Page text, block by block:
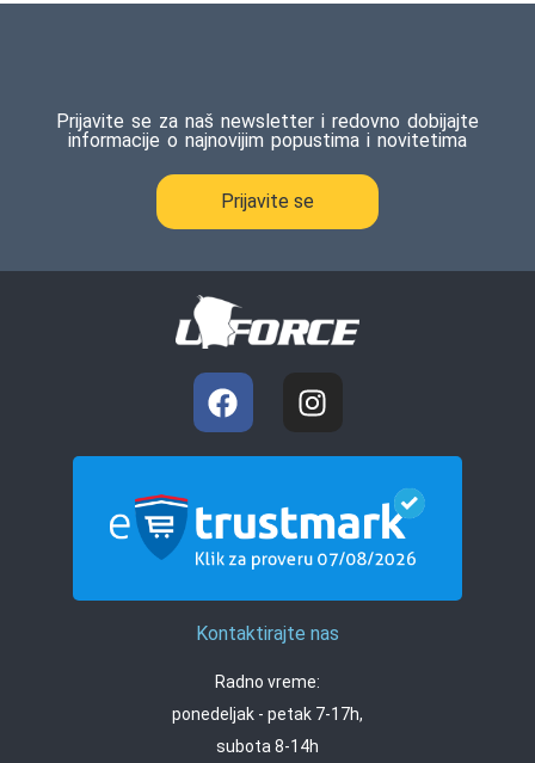
ocene
Prijavite se za naš newsletter i redovno dobijajte
informacije o najnovijim popustima i novitetima
Prijavite se
Kontaktirajte nas
Radno vreme:
ponedeljak - petak 7-17h,
subota 8-14h